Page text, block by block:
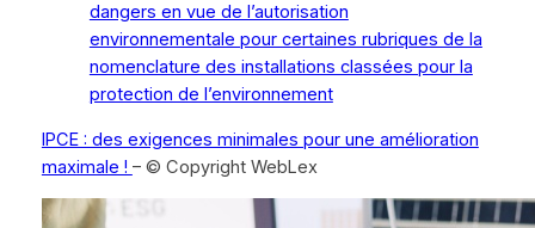
dangers en vue de l’autorisation
environnementale pour certaines rubriques de la
nomenclature des installations classées pour la
protection de l’environnement
IPCE : des exigences minimales pour une amélioration
maximale ! – © Copyright WebLex